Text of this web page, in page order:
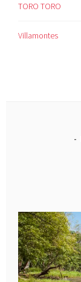
TORO TORO
Villamontes